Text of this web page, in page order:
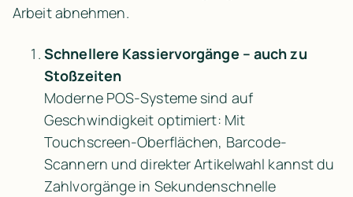
Arbeit abnehmen.
Schnellere Kassiervorgänge – auch zu
Stoßzeiten
Moderne POS-Systeme sind auf
Geschwindigkeit optimiert: Mit
Touchscreen-Oberflächen, Barcode-
Scannern und direkter Artikelwahl kannst du
Zahlvorgänge in Sekundenschnelle